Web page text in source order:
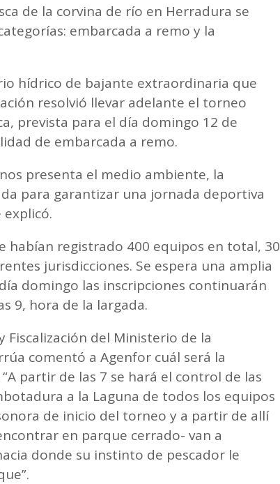
de la corvina de río en Herradura se
embarcada a remo y la
hídrico de bajante extraordinaria que
resolvió llevar adelante el torneo
prevista para el día domingo 12 de
de embarcada a remo.
presenta el medio ambiente, la
para garantizar una jornada deportiva
explicó.
habían registrado 400 equipos en total, 30
jurisdicciones. Se espera una amplia
domingo las inscripciones continuarán
9, hora de la largada.
del Ministerio de la
comentó a Agenfor cuál será la
partir de las 7 se hará el control de las
a la Laguna de todos los equipos
de inicio del torneo y a partir de allí
en parque cerrado- van a
donde su instinto de pescador le